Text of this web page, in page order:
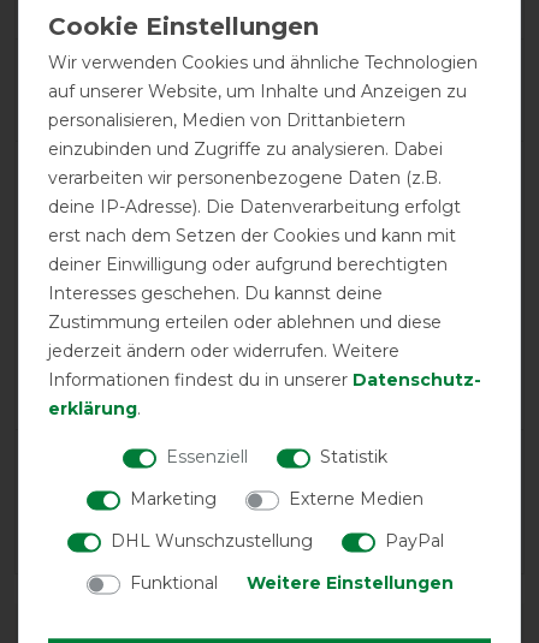
Product Rating
5/5
product experience
calculated from 1 customer reviews
Positive
100%
Neutral
0%
Negative
0%
LATEST REVIEWS
31.01.2026
super Lieferung!!!
Wir verwenden Cookies und ähnliche Technologien
auf unserer Website, um Inhalte und Anzeigen zu
personalisieren, Medien von Drittanbietern
einzubinden und Zugriffe zu analysieren. Dabei
verarbeiten wir personenbezogene Daten (z.B.
deine IP-Adresse). Die Datenverarbeitung erfolgt
erst nach dem Setzen der Cookies und kann mit
deiner Einwilligung oder aufgrund berechtigten
Interesses geschehen. Du kannst deine
Zustimmung erteilen oder ablehnen und diese
jederzeit ändern oder widerrufen. Weitere
Informationen findest du in unserer Daten­schutz­
erklärung.
Essenziell
Statistik
Marketing
Externe Medien
DHL Wunschzustellung
PayPal
Funktional
Weitere Einstellungen